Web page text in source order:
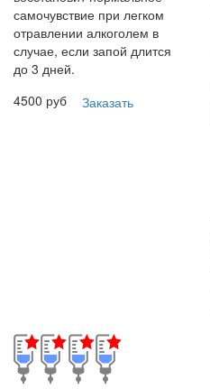
самочувствие при легком
отравлении алкоголем в
случае, если запой длится
до 3 дней.
4500 руб
Заказать